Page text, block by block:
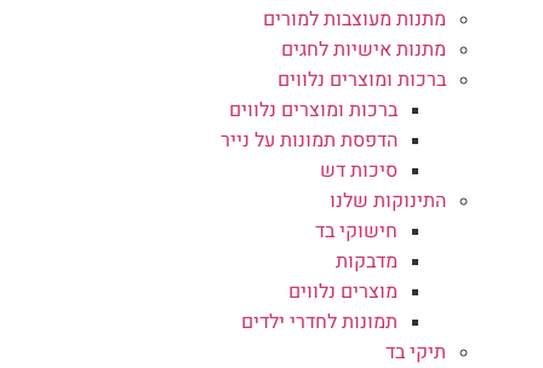
מתנות מעוצבות למורים
מתנות אישיות לחגים
ברכות ומוצרים נלווים
ברכות ומוצרים נלווים
הדפסת תמונות על נייר
סיכות דש
התינוקות שלנו
חישוקי בד
מדבקות
מוצרים נלווים
תמונות לחדרי ילדים
תיקי בד